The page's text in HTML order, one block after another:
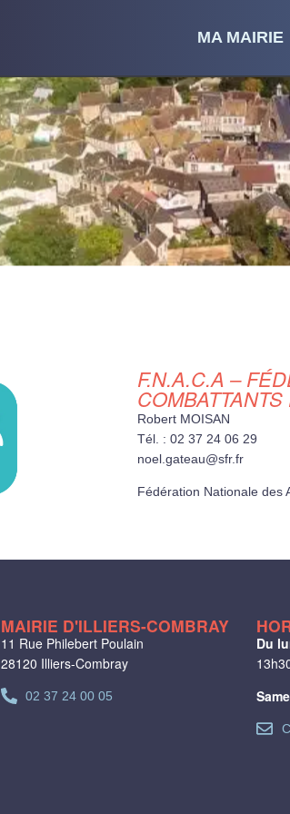
MA MAIRIE
F.N.A.C.A –
Robert MOISAN
Tél. : 02 37 24 06 29
noel.gateau@sfr.fr
Fédération Nationale des
Du
MAIRIE D'ILLIERS-COMBRAY
11 Rue Philebert Poulain
28120 Illiers-Combray
02 37 24 00 05